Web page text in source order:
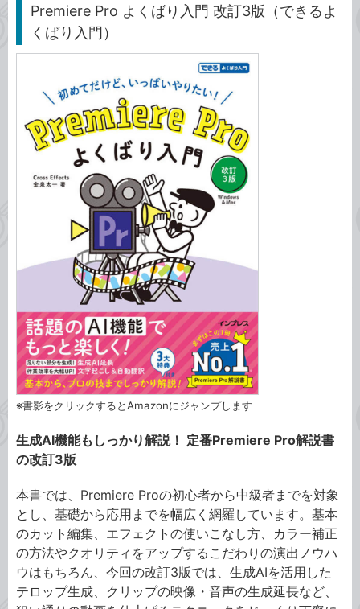
Premiere Pro よくばり入門 改訂3版（できるよ
くばり入門）
※書影をクリックするとAmazonにジャンプします
生成AI機能もしっかり解説！ 定番Premiere Pro解説書
の改訂3版
本書では、Premiere Proの初心者から中級者までを対象
とし、基礎から応用までを幅広く網羅しています。基本
のカット編集、エフェクトの使いこなし方、カラー補正
の方法やクオリティをアップするこだわりの演出ノウハ
ウはもちろん、今回の改訂3版では、生成AIを活用した
テロップ生成、クリップの映像・音声の生成延長など、